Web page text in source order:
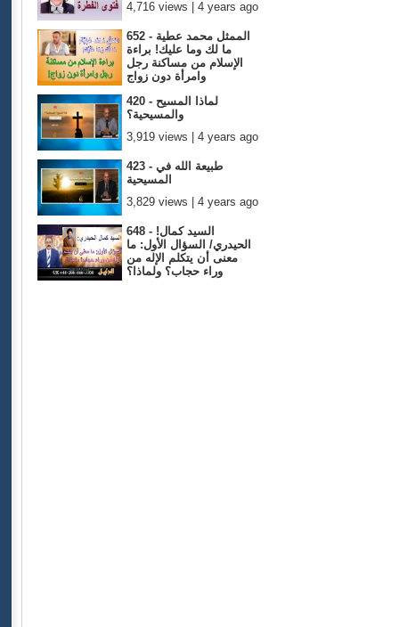
4,716 views | 4 years ago
652 - الممثل محمد عطية
ما لك وما عليك! براءة
الإسلام من مساكنة رجل
وامرأة دون زواج
4,795 views | 4 years ago
420 - لماذا المسيح
والمسيحية؟
3,919 views | 4 years ago
423 - طبيعة الله في
المسيحية
3,829 views | 4 years ago
648 - !السيد كمال
الحيدري/ السؤال الأول: ما
معنى أن يتكلم الإله من
وراء حجاب؟ ولماذا؟